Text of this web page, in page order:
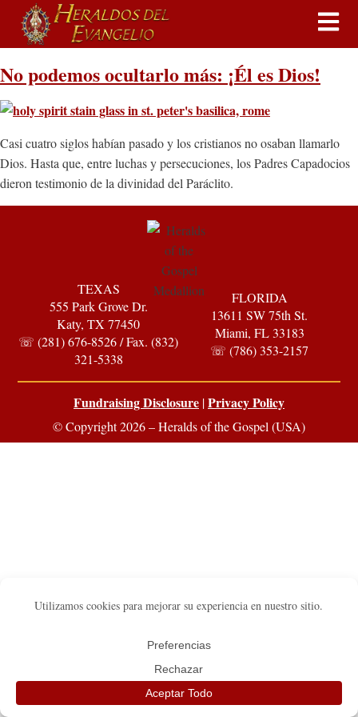
No podemos ocultarlo más: ¡Él es Dios!
Casi cuatro siglos habían pasado y los cristianos no osaban llamarlo
Dios. Hasta que, entre luchas y persecuciones, los Padres Capadocios
dieron testimonio de la divinidad del Paráclito.
TEXAS
555 Park Grove Dr.
Katy, TX 77450
☏ (281) 676-8526 / Fax. (832)
321-5338
FLORIDA
13611 SW 75th St.
Miami, FL 33183
☏ (786) 353-2157
Fundraising Disclosure |Privacy Policy
© Copyright 2026 – Heralds of the Gospel (USA)